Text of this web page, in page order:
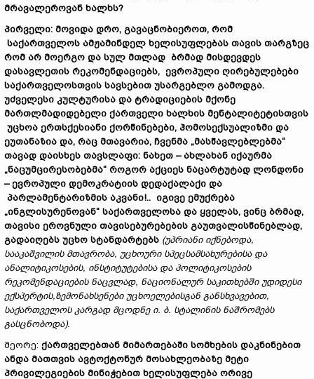
მრავალეროვან ხალხს?
პირველი: მოვიდა დრო, გავაცნობიეროთ, რომ
საქართველოს ამჟამინდელ ხელისუფლებას თავის თარგზეც
რომ არ მოერგო და სულ მთლად ბრმად მისდევდეს
დასავლეთის რეკომენდაციებს, ევროპული ღირებულებები
საქართველოსთვის სავსებით უსარგებლო გამოდგა.
უძველესი კულტურისა და ტრადიციების მქონე
მართლმადიდებელი ქართველი ხალხის მენტალიტეტისთვის
უცხოა ერთსქესიანი ქორწინებები, ჰომოსექსუალიზმი და
ეუთანაზია და, რაც მთავარია, ჩვენმა „მასწავლებლებმა“
თავად დაისხეს თავსლაფი: ნახეთ – ახლახან იქაურმა
„ნაცუმცირესობებმა“ როგორ აქციეს ნაცარტუტად ლონდონი
– ევროპული დემოკრატიის დედაქალაქი და
პარლამენტარიზმის აკვანი!.. იგივე ემუქრება
„ინგლისურენოვან“ საქართველოსა და ყველას, ვინც ბრმად,
თავისი ეროვნული თავისებურებების გაუთვალისწინებლად,
გადაიღებს უცხო სტანდარტებს (უპრიანი იქნებოდა,
სააკაშვილის მთავრობა, უცხოური სპეცსამსახურებისა და
ანალიტიკოსების, ინსტიტუტებისა და პოლიტიკოსების
რეკომენდაციების ნაცვლად, ნაციონალურ საკითხებში უდიდესი
ექსპერტის,ზემონახსენები უცხოელებისგან განსხვავებით,
საქართველოს კარგად მცოდნე ი. ბ. სტალინის ნაშრომებს
გასცნობოდა).
მეორე: ქართველებთან მიმართებაში სომხების დაკნინებით
ანდა მათთვის ავტოქტონურ მოსახლეობაზე მეტი
პრივილეგიების მინიჭებით ხელისუფლება ორივე